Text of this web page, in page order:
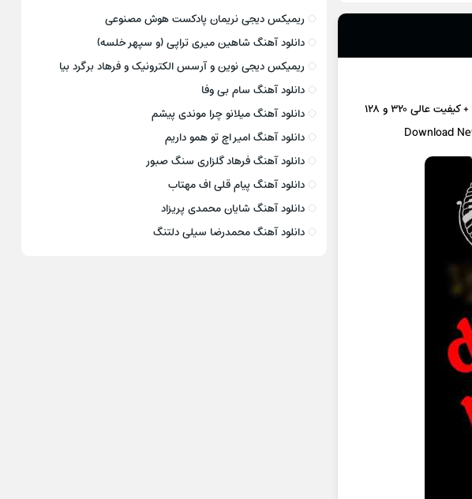
عالی ۳۲۰ و ۱۲۸
Download
ریمیکس دیجی نریمان پادکست هوش مصنوعی
دانلود آهنگ شاهین میری تراپی (و سپهر خلسه)
ریمیکس دیجی نوین و آرسس الکترونیک و فرهاد برگرد بیا
دانلود آهنگ سام بی وفا
دانلود آهنگ میلانو چرا موندی پیشم
دانلود آهنگ امیر اچ تو همو داریم
دانلود آهنگ فرهاد گلزاری سنگ صبور
دانلود آهنگ پیام قلی اف مهتاب
دانلود آهنگ شایان محمدی پریزاد
دانلود آهنگ محمدرضا سیلی دلتنگ